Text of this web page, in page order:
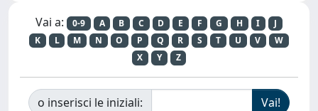
Vai a: 0-9 A B C D E F G H I
J
K
L M N O P Q R S T U V
W
X
Y Z
o inserisci le iniziali: